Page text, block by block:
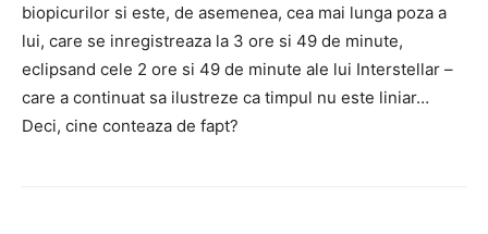
biopicurilor si este, de asemenea, cea mai lunga poza a
lui, care se inregistreaza la 3 ore si 49 de minute,
eclipsand cele 2 ore si 49 de minute ale lui Interstellar –
care a continuat sa ilustreze ca timpul nu este liniar…
Deci, cine conteaza de fapt?